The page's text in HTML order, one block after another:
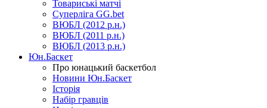
Товариські матчі
Суперліга GG.bet
ВЮБЛ (2012 р.н.)
ВЮБЛ (2011 р.н.)
ВЮБЛ (2013 р.н.)
Юн.Баскет
Про юнацький баскетбол
Новини Юн.Баскет
Історія
Набір гравців